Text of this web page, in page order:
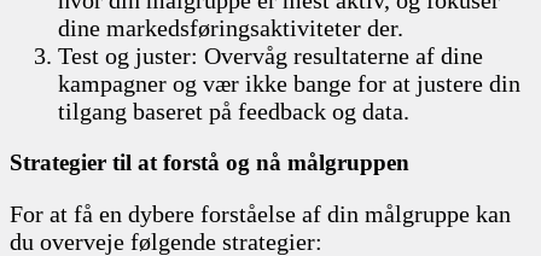
dine markedsføringsaktiviteter der.
Test og juster: Overvåg resultaterne af dine
kampagner og vær ikke bange for at justere din
tilgang baseret på feedback og data.
Strategier til at forstå og nå målgruppen
For at få en dybere forståelse af din målgruppe kan
du overveje følgende strategier: